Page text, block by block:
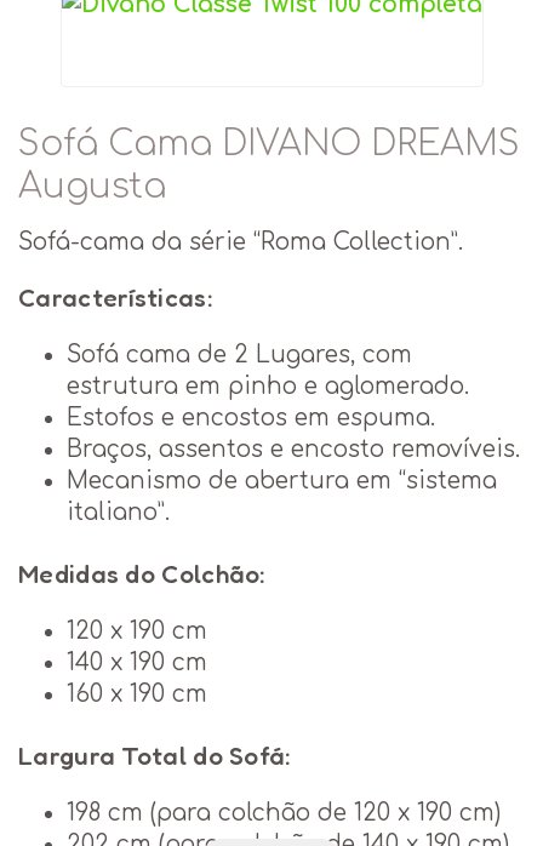
Sofá Cama DIVANO DREAMS
Augusta
Sofá-cama da série “Roma Collection”.
Características:
Sofá cama de 2 Lugares, com
estrutura em pinho e aglomerado.
Estofos e encostos em espuma.
Braços, assentos e encosto removíveis.
Mecanismo de abertura em “sistema
italiano”.
Medidas do Colchão:
120 x 190 cm
140 x 190 cm
160 x 190 cm
Largura Total do Sofá:
198 cm (para colchão de 120 x 190 cm)